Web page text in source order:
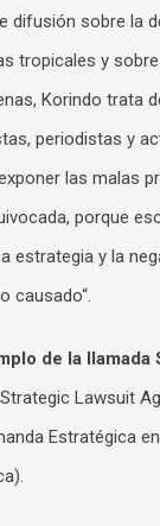
difusión sobre la
tropicales y
Korindo trata
periodistas y
las malas
porque
estrategia y la
causado“.
de la llamada
Lawsuit
Estratégica